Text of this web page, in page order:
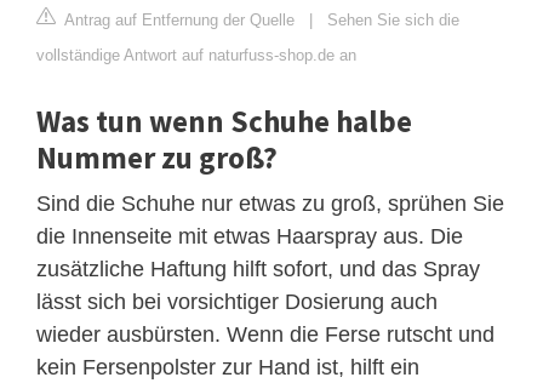
Antrag auf Entfernung der Quelle | Sehen Sie sich die
vollständige Antwort auf naturfuss-shop.de an
Was tun wenn Schuhe halbe
Nummer zu groß?
Sind die Schuhe nur etwas zu groß, sprühen Sie
die Innenseite mit etwas Haarspray aus. Die
zusätzliche Haftung hilft sofort, und das Spray
lässt sich bei vorsichtiger Dosierung auch
wieder ausbürsten. Wenn die Ferse rutscht und
kein Fersenpolster zur Hand ist, hilft ein